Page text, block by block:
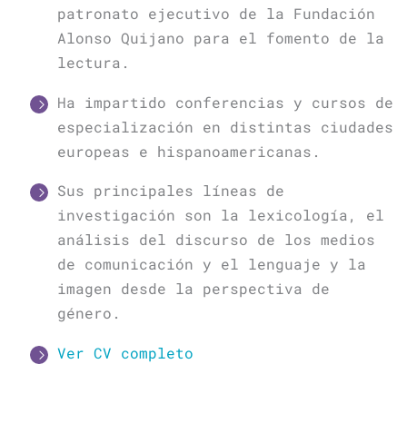
patronato ejecutivo de la Fundación
Alonso Quijano para el fomento de la
lectura.
Ha impartido conferencias y cursos de
especialización en distintas ciudades
europeas e hispanoamericanas.
Sus principales líneas de
investigación son la lexicología, el
análisis del discurso de los medios
de comunicación y el lenguaje y la
imagen desde la perspectiva de
género.
Ver CV completo